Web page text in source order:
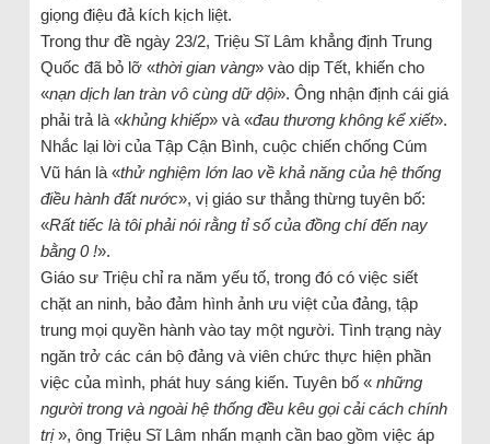
giọng điệu đả kích kịch liệt.
Trong thư đề ngày 23/2, Triệu Sĩ Lâm khẳng định Trung
Quốc đã bỏ lỡ «thời gian vàng» vào dịp Tết, khiến cho
«nạn dịch lan tràn vô cùng dữ dội». Ông nhận định cái giá
phải trả là «khủng khiếp» và «đau thương không kể xiết».
Nhắc lại lời của Tập Cận Bình, cuộc chiến chống Cúm
Vũ hán là «thử nghiệm lớn lao về khả năng của hệ thống
điều hành đất nước», vị giáo sư thẳng thừng tuyên bố:
«Rất tiếc là tôi phải nói rằng tỉ số của đồng chí đến nay
bằng 0 !».
Giáo sư Triệu chỉ ra năm yếu tố, trong đó có việc siết
chặt an ninh, bảo đảm hình ảnh ưu việt của đảng, tập
trung mọi quyền hành vào tay một người. Tình trạng này
ngăn trở các cán bộ đảng và viên chức thực hiện phần
việc của mình, phát huy sáng kiến. Tuyên bố « những
người trong và ngoài hệ thống đều kêu gọi cải cách chính
trị», ông Triệu Sĩ Lâm nhấn mạnh cần bao gồm việc áp